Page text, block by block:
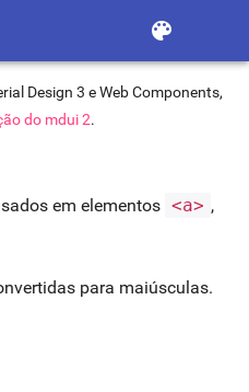
color_lens
Design 3 e Web Components,
do mdui 2.
em elementos <a> ,
para maiúsculas.